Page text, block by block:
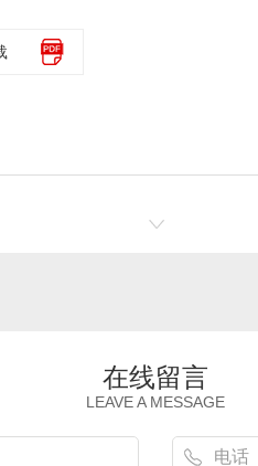
在线留言
LEAVE A MESSAGE